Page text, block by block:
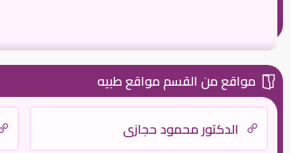
مواقع من القسم مواقع طبيه
الدكتور محمود حجازي